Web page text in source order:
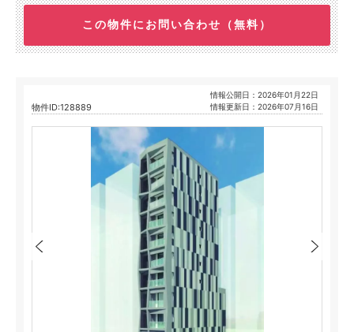
この物件にお問い合わせ（無料）
物件ID:128889
情報公開日：2026年01月22日
情報更新日：2026年07月16日